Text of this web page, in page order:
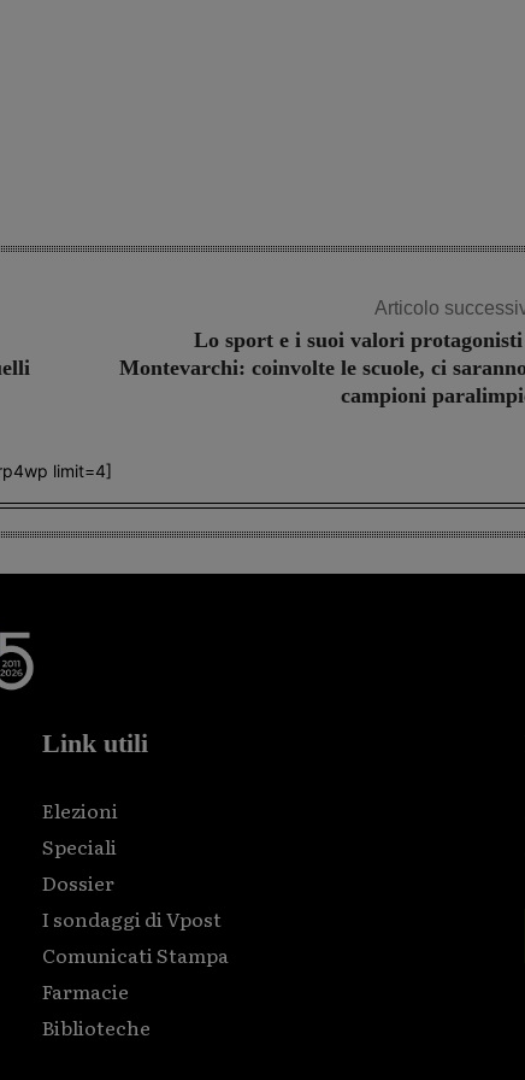
Articolo
Lo sport e i suoi valori
Montevarchi: coinvolte le scuole, ci
campioni
limit=4]
Link utili
Elezioni
Speciali
Dossier
I sondaggi di Vpost
Comunicati Stampa
Farmacie
Biblioteche